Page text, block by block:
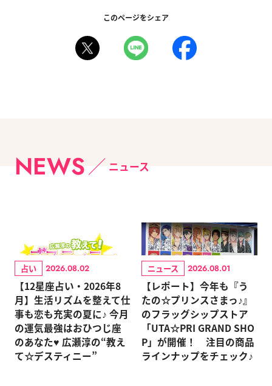
このページをシェア
NEWS ニュース
占い 2026.08.02
【12星座占い・2026年8
月】生活リズムを整えて仕
事も恋も充実の夏に♪ 今月
の運気最強はおひつじ座
のあなた♥ 広瀬淳の“教え
て☆デスティニー”
ニュース 2026.08.01
【レポート】今年も『う
たの☆プリンスさまっ♪』
のフラッグシップストア
「UTA☆PRI GRAND SHO
P」が開催！ 注目の商品
ラインナップをチェック♪